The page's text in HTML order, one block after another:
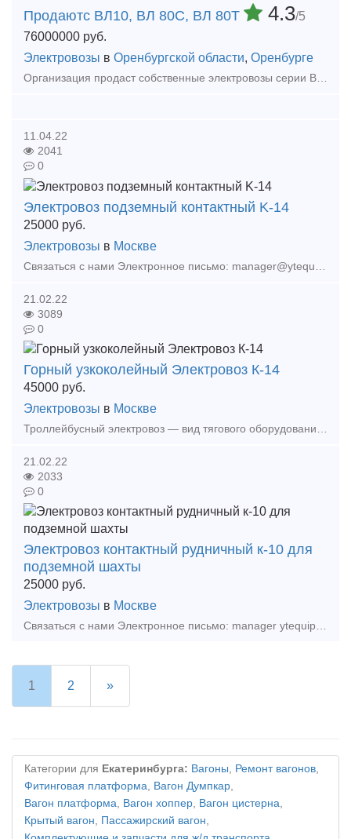
Продаютс ВЛ10, ВЛ 80С, ВЛ 80Т 4.3/5
76000000 руб.
Электровозы в Оренбургской области, Оренбурге
11.04.22
2041
0
Электровоз подземный контактный K-14
25000 руб.
Электровозы в Москве
21.02.22
3089
0
Горный узкоколейный Электровоз К-14
45000 руб.
Электровозы в Москве
Троллейбусный электровоз — вид тягового оборудования железнодорожного транспорта, работающий от трансформаторов и воздушных линий. В основном используется в шахтах, где нет риска взрыва. Благо
21.02.22
2033
0
Электровоз контактный рудничный к-10 для
подземной шахты
25000 руб.
Электровозы в Москве
Связаться с нами Электронное письмо: manager ytequipment net export ytequipment net Веб-сайт: ytminig net/ телефонный номер: +86 17369222201 86 - 731 - 58528855
1 2 »
Категории для Екатеринбурга: Вагоны, Ремонт вагонов,
Фитинговая платформа, Вагон Думпкар,
Вагон платформа, Вагон хоппер, Вагон цистерна,
Крытый вагон, Пассажирский вагон,